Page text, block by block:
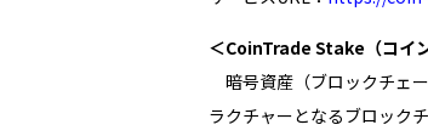
＜CoinTrade Stake（コイ
暗号資産（ブロックチェ
ラクチャーとなるブロック